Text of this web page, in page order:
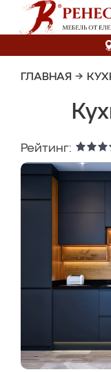
ГЛАВНАЯ →
Рейтинг: